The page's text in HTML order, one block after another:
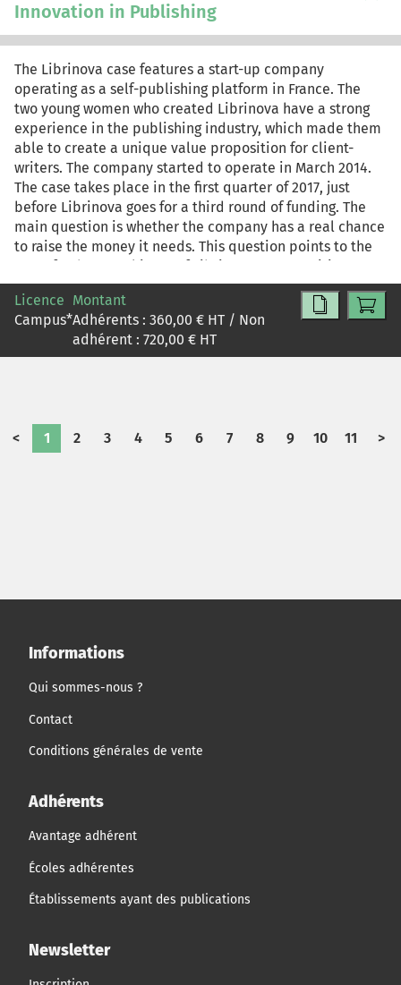
Innovation in Publishing
The Librinova case features a start-up company
operating as a self-publishing platform in France. The
two young women who created Librinova have a strong
experience in the publishing industry, which made them
able to create a unique value proposition for client-
writers. The company started to operate in March 2014.
The case takes place in the first quarter of 2017, just
before Librinova goes for a third round of funding. The
main question is whether the company has a real chance
to raise the money it needs. This question points to the
more fundamental issue of Librinova's competitive
advantage and growth potential. More specifically, the
discussion should examine whether Librinova's "digital
platform" business model makes sense in the emerging
multi-sided market for digital publishing.
Licence
Campus*
Montant
Adhérents : 360,00 € HT / Non
adhérent : 720,00 € HT
< 1 2 3 4 5 6 7 8 9 10 11 >
Informations
Qui sommes-nous ?
Contact
Conditions générales de vente
Adhérents
Avantage adhérent
Écoles adhérentes
Établissements ayant des publications
Newsletter